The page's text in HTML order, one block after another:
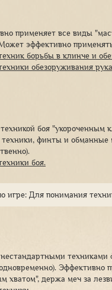
применяет все виды
эффективно
борьбы в клинче и
обезоруживания
боя "укороченным
финты и обманные
боя.
игре: Для понимания
техниками
Эффективно
хватом", держа меч за